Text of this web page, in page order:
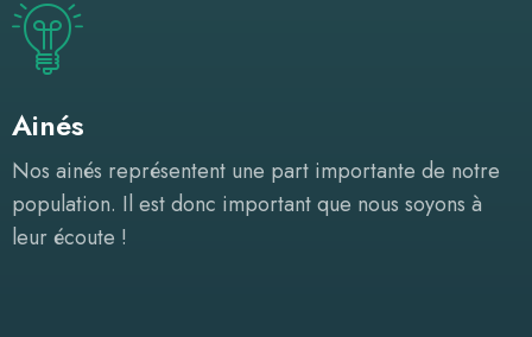
Ainés
Nos ainés représentent une part importante de notre
population. Il est donc important que nous soyons à
leur écoute !